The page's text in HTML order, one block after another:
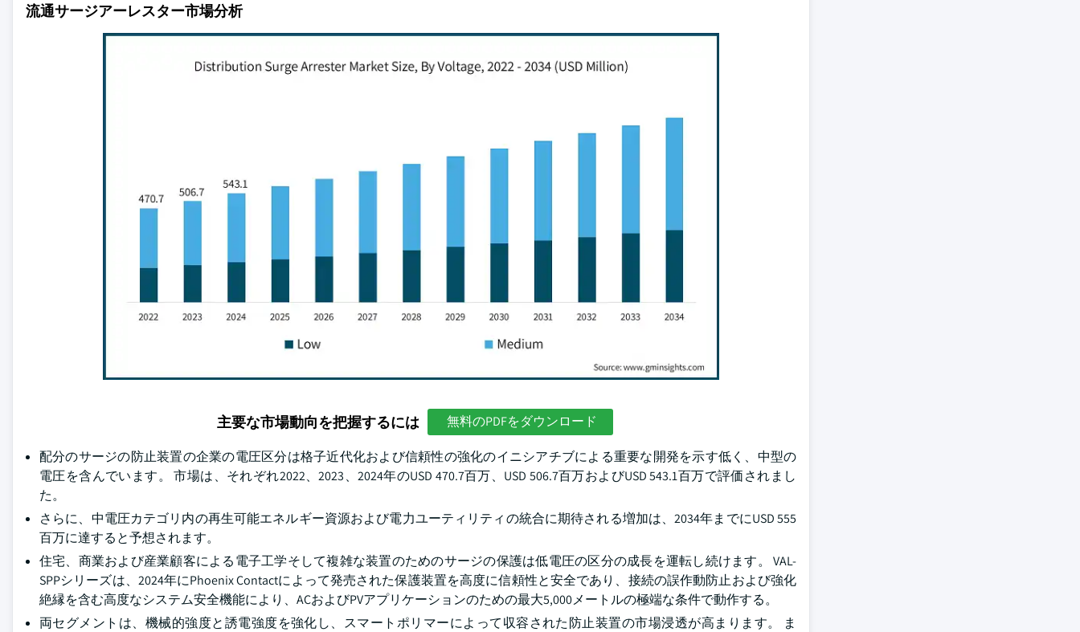
流通サージアーレスター市場分析
主要な市場動向を把握するには 無料のPDFをダウンロード
配分のサージの防止装置の企業の電圧区分は格子近代化および信頼性の強化のイニシアチブによる重要な開発を示す低く、中型の
電圧を含んでいます。 市場は、それぞれ2022、2023、2024年のUSD 470.7百万、USD 506.7百万およびUSD 543.1百万で評価されまし
た。
さらに、中電圧カテゴリ内の再生可能エネルギー資源および電力ユーティリティの統合に期待される増加は、2034年までにUSD 555
百万に達すると予想されます。
住宅、商業および産業顧客による電子工学そして複雑な装置のためのサージの保護は低電圧の区分の成長を運転し続けます。 VAL-
SPPシリーズは、2024年にPhoenix Contactによって発売された保護装置を高度に信頼性と安全であり、接続の誤作動防止および強化
絶縁を含む高度なシステム安全機能により、ACおよびPVアプリケーションのための最大5,000メートルの極端な条件で動作する。
両セグメントは、機械的強度と誘電強度を強化し、スマートポリマーによって収容された防止装置の市場浸透が高まります。 ま